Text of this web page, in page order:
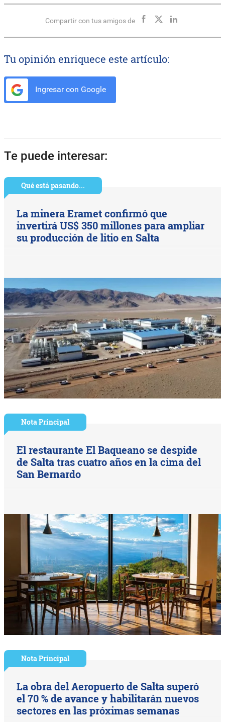
Compartir con tus amigos de
Tu opinión enriquece este artículo:
Ingresar con Google
Te puede interesar:
Qué está pasando...
La minera Eramet confirmó que
invertirá US$ 350 millones para ampliar
su producción de litio en Salta
Nota Principal
El restaurante El Baqueano se despide
de Salta tras cuatro años en la cima del
San Bernardo
Nota Principal
La obra del Aeropuerto de Salta superó
el 70 % de avance y habilitarán nuevos
sectores en las próximas semanas